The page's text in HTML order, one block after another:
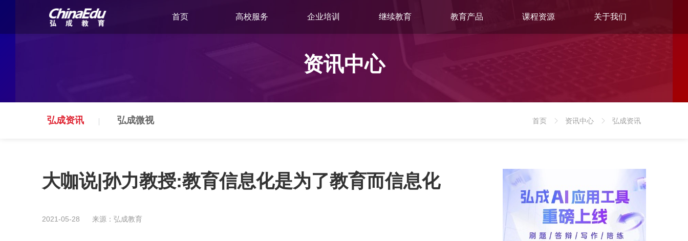
首页 高校服务 企业培训 继续教育 教育产品 课程资源 关于我们
资讯中心
弘成资讯 弘成微视
首页
资讯中心
弘成资讯
大咖说|孙力教授:教育信息化是为了教育而信息化
2021-05-28 来源：弘成教育